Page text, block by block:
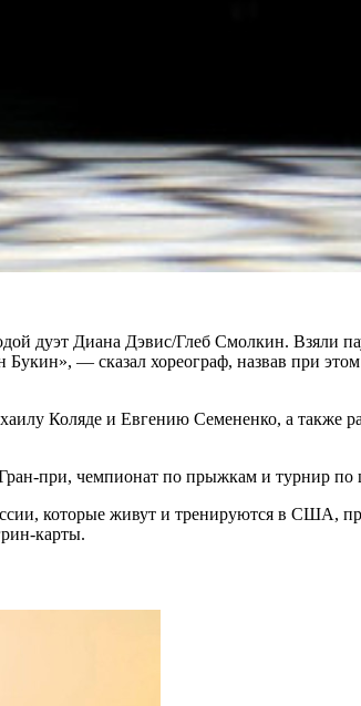
дуэт Диана Дэвис/Глеб Смолкин. Взяли
— сказал хореограф, назвав при
Коляде и Евгению Семененко, а также
при, чемпионат по прыжкам и турнир
которые живут и тренируются в США,
карты.